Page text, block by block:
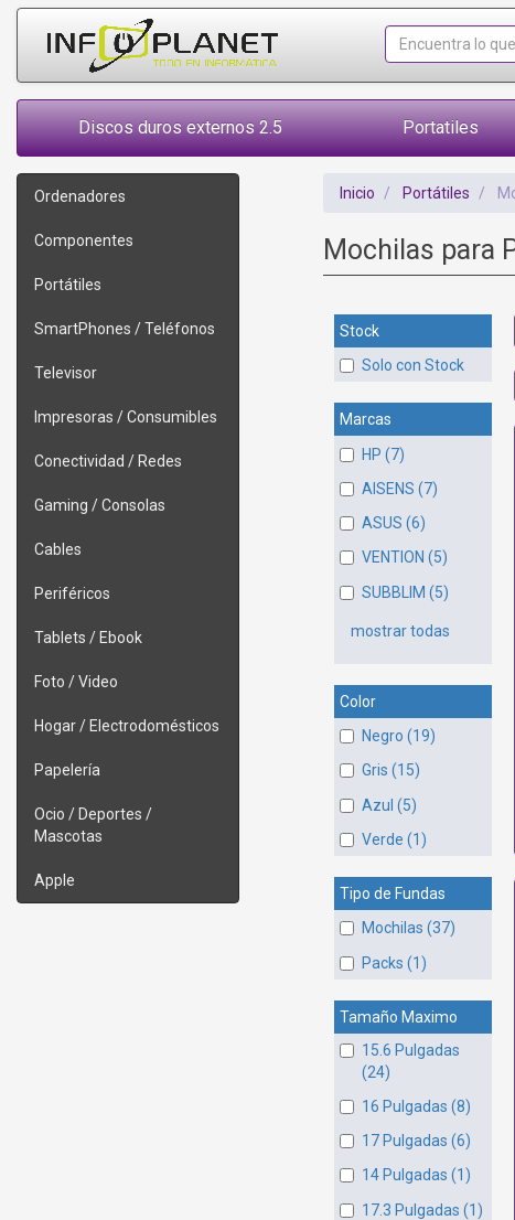
Discos duros externos 2.5 Portatiles
Ordenadores
Componentes
Portátiles
SmartPhones / Teléfonos
Televisor
Impresoras / Consumibles
Conectividad / Redes
Gaming / Consolas
Cables
Periféricos
Tablets / Ebook
Foto / Video
Hogar / Electrodomésticos
Papelería
Ocio / Deportes /
Mascotas
Apple
Inicio Portátiles
Mochilas para
Stock
Solo con Stock
Marcas
HP (7)
AISENS (7)
ASUS (6)
VENTION (5)
SUBBLIM (5)
mostrar todas
Color
Negro (19)
Gris (15)
Azul (5)
Verde (1)
Tipo de Fundas
Mochilas (37)
Packs (1)
Tamaño Maximo
15.6 Pulgadas
(24)
16 Pulgadas (8)
17 Pulgadas (6)
14 Pulgadas (1)
17.3 Pulgadas (1)